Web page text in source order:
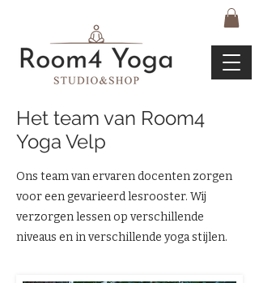
Het team van Room4
Yoga Velp
Ons team van ervaren docenten zorgen
voor een gevarieerd lesrooster. Wij
verzorgen lessen op verschillende
niveaus en in verschillende yoga stijlen.